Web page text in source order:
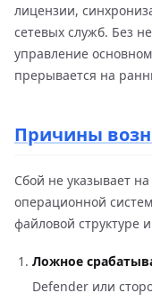
лицензии,
сетевых служб. Без
управление
прерывается на
Причины
Сбой не указывает
операционной
файловой структуре
Ложное
Defender или